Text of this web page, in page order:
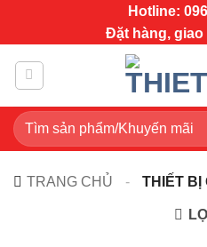
dung
Hotline:
Đặt hàng,
Tìm
kiếm:
TRANG CHỦ - THIẾT BỊ